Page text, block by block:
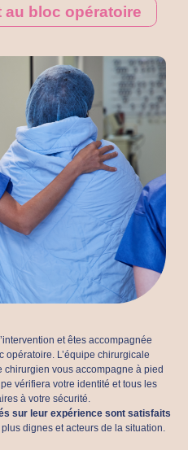
au bloc opératoire
et êtes accompagnée
opératoire. L’équipe chirurgicale
chirurgien vous accompagne à pied
vérifiera votre identité et tous les
à votre sécurité.
sur leur expérience sont satisfaits
dignes et acteurs de la situation.